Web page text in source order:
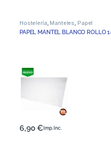
Hostelería, Manteles, Papel
PAPEL MANTEL BLANCO ROLLO
6,90€ Imp. Inc.